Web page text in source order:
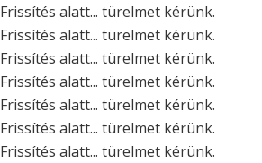
Frissítés alatt... türelmet kérünk.
Frissítés alatt... türelmet kérünk.
Frissítés alatt... türelmet kérünk.
Frissítés alatt... türelmet kérünk.
Frissítés alatt... türelmet kérünk.
Frissítés alatt... türelmet kérünk.
Frissítés alatt... türelmet kérünk.